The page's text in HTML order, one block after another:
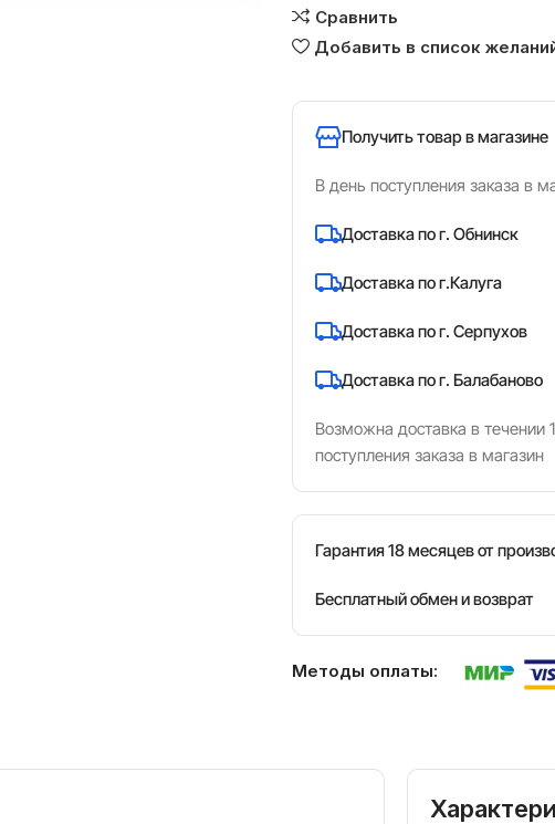
Сравнить
Добавить в список
Получить товар в магазине
В день поступления заказа в
Доставка по г. Обнинск
Доставка по г.Калуга
Доставка по г. Серпухов
Доставка по г. Балабаново
Возможна доставка в течении
поступления заказа в магазин
Гарантия 18 месяцев от
Бесплатный обмен и возврат
Методы оплаты: